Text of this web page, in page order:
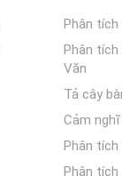
Phân
Phân
Văn
Tả cây
Cảm
Phân tích
Phân tích